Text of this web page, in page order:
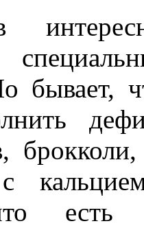
бывает,
есть